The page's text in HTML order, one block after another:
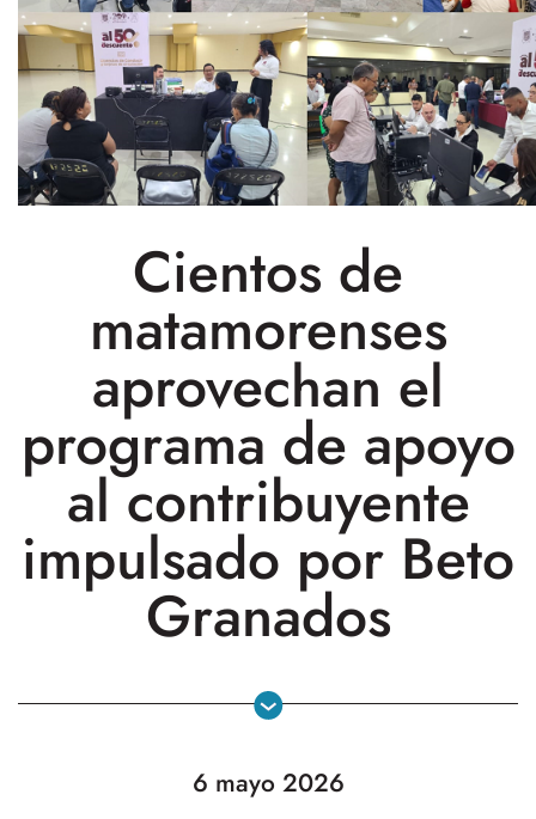
Cientos de
matamorenses
aprovechan el
programa de apoyo
al contribuyente
impulsado por Beto
Granados
6 mayo 2026